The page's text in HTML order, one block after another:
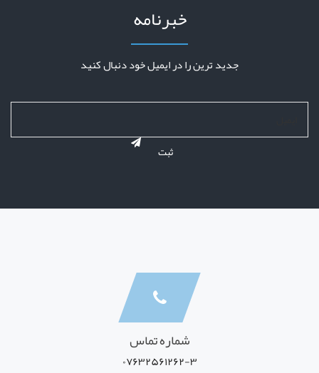
خبرنامه
جدید ترین را در ایمیل خود دنبال کنید
شماره تماس
۰۷۶۳۲۵۶۱۲۶۲-۳